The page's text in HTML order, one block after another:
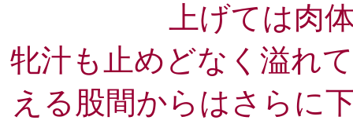
上げては肉
牝汁も止めどなく溢れ
える股間からはさらに